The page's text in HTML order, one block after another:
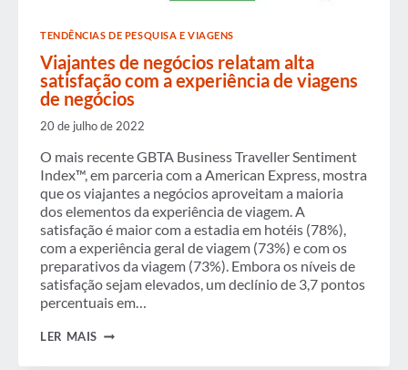
TENDÊNCIAS DE PESQUISA E VIAGENS
Viajantes de negócios relatam alta
satisfação com a experiência de viagens
de negócios
20 de julho de 2022
O mais recente GBTA Business Traveller Sentiment
Index™, em parceria com a American Express, mostra
que os viajantes a negócios aproveitam a maioria
dos elementos da experiência de viagem. A
satisfação é maior com a estadia em hotéis (78%),
com a experiência geral de viagem (73%) e com os
preparativos da viagem (73%). Embora os níveis de
satisfação sejam elevados, um declínio de 3,7 pontos
percentuais em…
LER MAIS VIAJANTES